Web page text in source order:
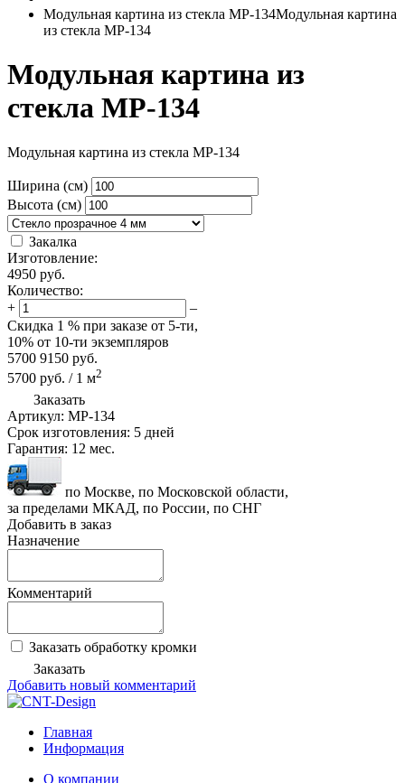
Модульная картина из стекла MP-134Модульная картина
из стекла MP-134
Модульная картина из
стекла MP-134
Модульная картина из стекла MP-134
Ширина (см)
Высота (см)
Закалка
Изготовление:
4950 руб.
Количество:
+
–
Скидка 1 % при заказе от 5-ти,
10% от 10-ти экземпляров
5700 9150 руб.
5700 руб. / 1 м2
Заказать
Артикул: MP-134
Срок изготовления: 5 дней
Гарантия: 12 мес.
по Москве, по Московской области,
за пределами МКАД, по России, по СНГ
Добавить в заказ
Назначение
Комментарий
Заказать обработку кромки
Заказать
Добавить новый комментарий
Главная
Информация
О компании